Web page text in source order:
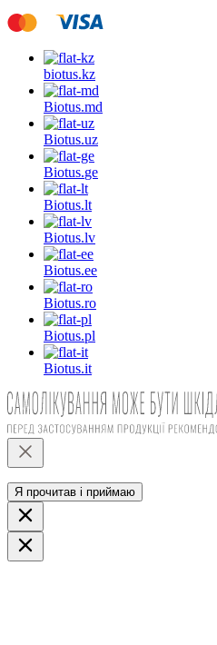
biotus.kz
Biotus.md
Biotus.uz
Biotus.ge
Biotus.lt
Biotus.lv
Biotus.ee
Biotus.ro
Biotus.pl
Biotus.it
Я прочитав і приймаю